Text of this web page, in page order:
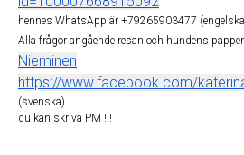
hennes WhatsApp är +79265903477
Alla frågor angående resan och hundens
Nieminen
https://www.facebook.com/
(svenska)
du kan skriva PM !!!